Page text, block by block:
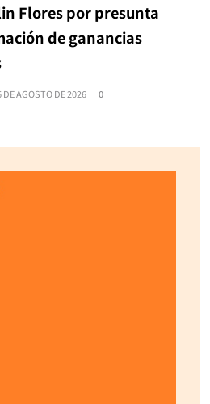
Flores por presunta
de ganancias
DE AGOSTO DE 2026 0